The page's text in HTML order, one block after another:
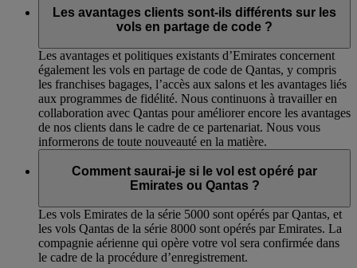
Les avantages clients sont-ils différents sur les
vols en partage de code ?
Les avantages et politiques existants d’Emirates concernent
également les vols en partage de code de Qantas, y compris
les franchises bagages, l’accès aux salons et les avantages liés
aux programmes de fidélité. Nous continuons à travailler en
collaboration avec Qantas pour améliorer encore les avantages
de nos clients dans le cadre de ce partenariat. Nous vous
informerons de toute nouveauté en la matière.
Comment saurai-je si le vol est opéré par
Emirates ou Qantas ?
Les vols Emirates de la série 5000 sont opérés par Qantas, et
les vols Qantas de la série 8000 sont opérés par Emirates. La
compagnie aérienne qui opère votre vol sera confirmée dans
le cadre de la procédure d’enregistrement.